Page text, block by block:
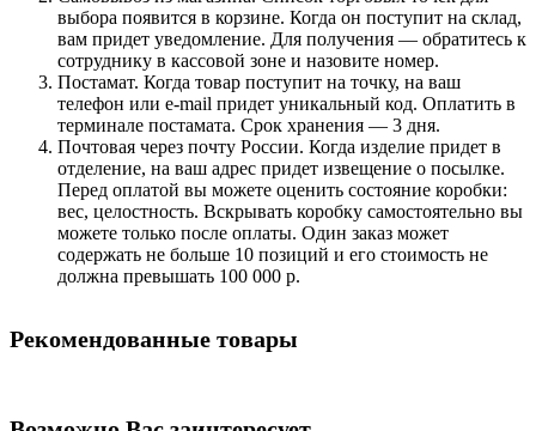
выбора появится в корзине. Когда он поступит на склад,
вам придет уведомление. Для получения — обратитесь к
сотруднику в кассовой зоне и назовите номер.
Постамат. Когда товар поступит на точку, на ваш
телефон или e-mail придет уникальный код. Оплатить в
терминале постамата. Срок хранения — 3 дня.
Почтовая через почту России. Когда изделие придет в
отделение, на ваш адрес придет извещение о посылке.
Перед оплатой вы можете оценить состояние коробки:
вес, целостность. Вскрывать коробку самостоятельно вы
можете только после оплаты. Один заказ может
содержать не больше 10 позиций и его стоимость не
должна превышать 100 000 р.
Рекомендованные товары